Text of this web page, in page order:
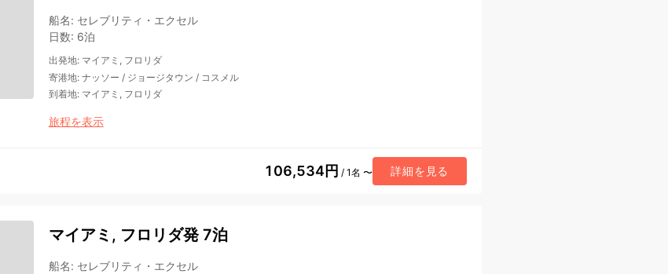
船名: セレブリティ・エクセル
日数: 6泊
出発地: マイアミ, フロリダ
寄港地: ナッソー / ジョージタウン / コスメル
到着地: マイアミ, フロリダ
旅程を表示
106,534円 / 1名 〜 詳細を見る
マイアミ, フロリダ発 7泊
船名: セレブリティ・エクセル